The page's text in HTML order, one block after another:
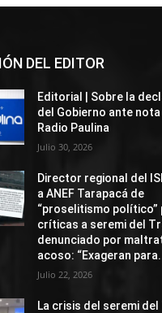
DEL EDITOR
Editorial | Sobre la
del Gobierno ante
Radio Paulina
Julio 30, 2026
Director regional del
a ANEF Tarapacá de
“proselitismo político”
críticas a seremi del
denunciado por
acoso: “Exageran
Julio 22, 2026
La crisis del seremi del